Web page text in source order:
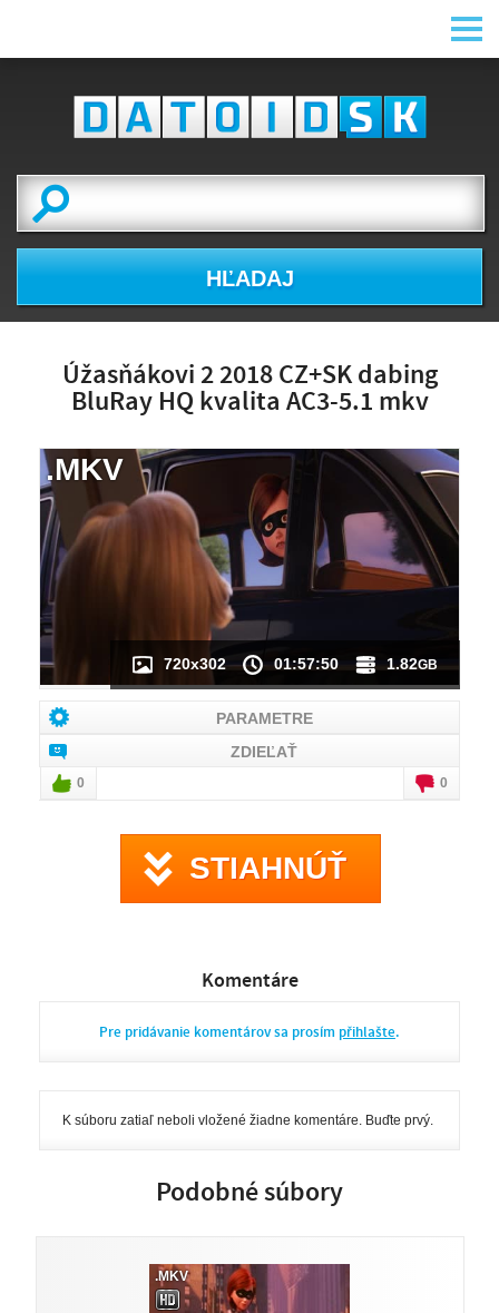
HĽADAJ
Úžasňákovi 2 2018 CZ+SK dabing
BluRay HQ kvalita AC3-5.1 mkv
NÁHĽAD VIDEA
NIE JE K DISPOZÍCII
720x302 01:57:50 1.82GB
.MKV
PARAMETRE
ZDIEĽAŤ
0 0
STIAHNÚŤ
Komentáre
Pre pridávanie komentárov sa prosím přihlašte.
K súboru zatiaľ neboli vložené žiadne komentáre. Buďte prvý.
Podobné súbory
.MKV